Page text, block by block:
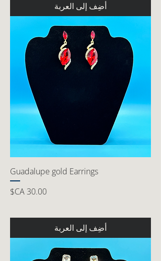
أضِف إلى العربة
Guadalupe gold Earrings
السعر
أضِف إلى العربة